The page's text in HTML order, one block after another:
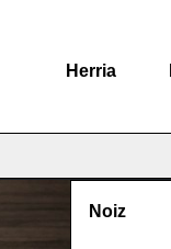
Herria
Noiz